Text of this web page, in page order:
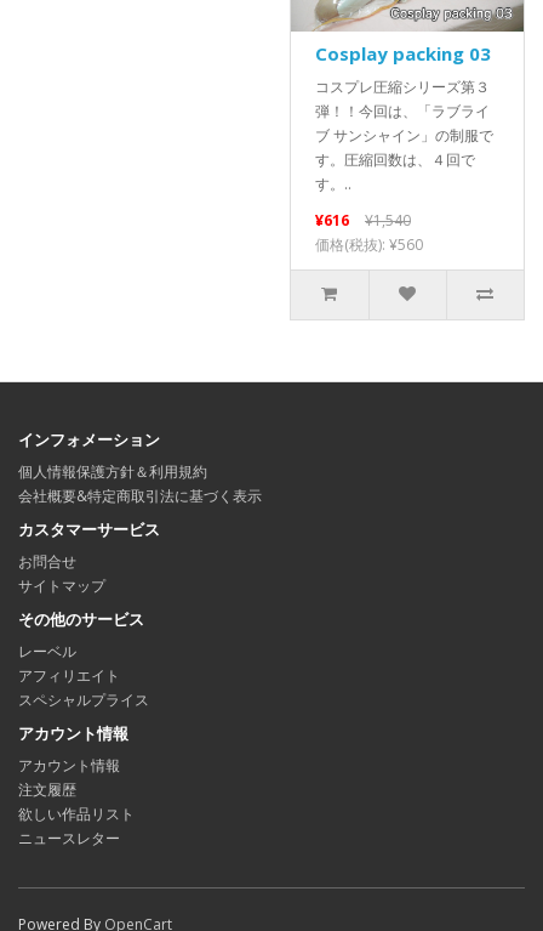
Cosplay packing 03
コスプレ圧縮シリーズ第３
弾！！今回は、「ラブライ
ブ サンシャイン」の制服で
す。圧縮回数は、４回で
す。..
¥616
¥1,540
価格(税抜): ¥560
インフォメーション
個人情報保護方針＆利用規約
会社概要&特定商取引法に基づく表示
カスタマーサービス
お問合せ
サイトマップ
その他のサービス
レーベル
アフィリエイト
スペシャルプライス
アカウント情報
アカウント情報
注文履歴
欲しい作品リスト
ニュースレター
Powered By OpenCart